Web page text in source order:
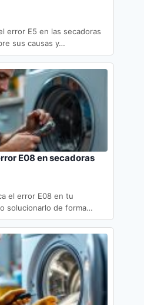
error E5 en las secadoras
sus causas y…
E08 en secadoras
el error E08 en tu
solucionarlo de forma…